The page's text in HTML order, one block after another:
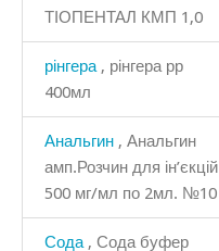
ТІОПЕНТАЛ КМП 1,0
рінгера , рінгера рр
400мл
Анальгин , Анальгин
амп.Розчин для ін’єкцій
500 мг/мл по 2мл. №10
Сода , Сода буфер